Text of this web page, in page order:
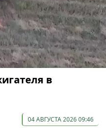
в
04 АВГУСТА 2026 09:46